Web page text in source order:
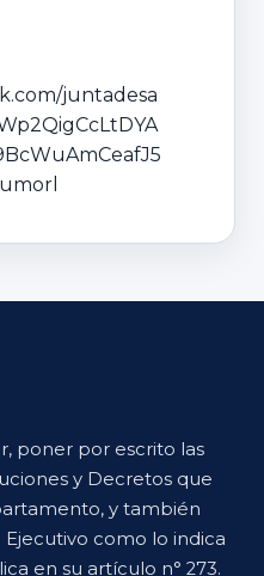
juntadesa
poner por escrito las
y Decretos que
y también
como lo indica
en su artículo n° 273.